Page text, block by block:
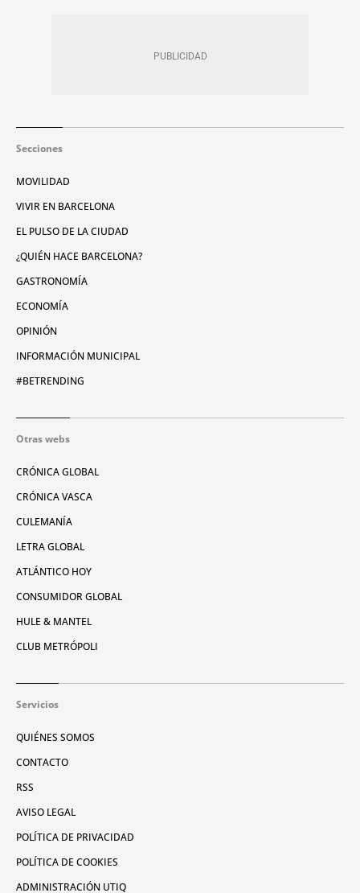
Secciones
MOVILIDAD
VIVIR EN BARCELONA
EL PULSO DE LA CIUDAD
¿QUIÉN HACE BARCELONA?
GASTRONOMÍA
ECONOMÍA
OPINIÓN
INFORMACIÓN MUNICIPAL
#BETRENDING
Otras webs
CRÓNICA GLOBAL
CRÓNICA VASCA
CULEMANÍA
LETRA GLOBAL
ATLÁNTICO HOY
CONSUMIDOR GLOBAL
HULE & MANTEL
CLUB METRÓPOLI
Servicios
QUIÉNES SOMOS
CONTACTO
RSS
AVISO LEGAL
POLÍTICA DE PRIVACIDAD
POLÍTICA DE COOKIES
ADMINISTRACIÓN UTIQ